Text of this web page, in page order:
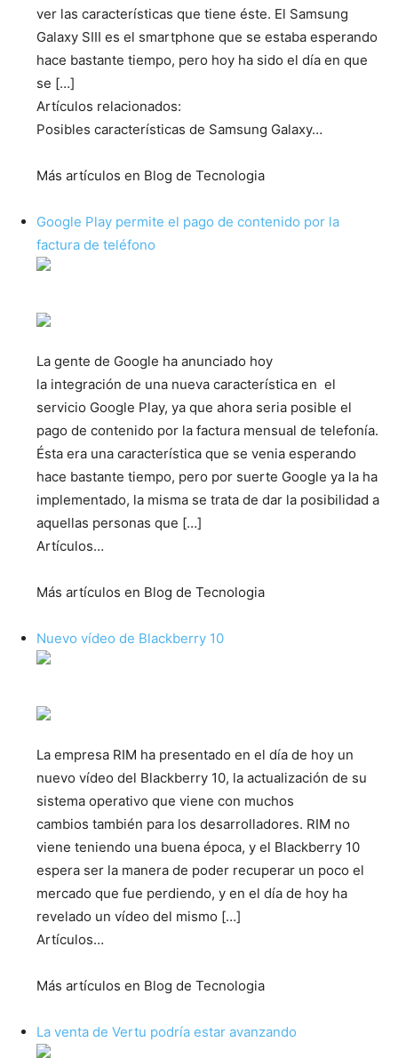
ver las características que tiene éste. El Samsung
Galaxy SIII es el smartphone que se estaba esperando
hace bastante tiempo, pero hoy ha sido el día en que
se […]
Artículos relacionados:
Posibles características de Samsung Galaxy…
Más artículos en Blog de Tecnologia
Google Play permite el pago de contenido por la
factura de teléfono
La gente de Google ha anunciado hoy
la integración de una nueva característica en el
servicio Google Play, ya que ahora seria posible el
pago de contenido por la factura mensual de telefonía.
Ésta era una característica que se venia esperando
hace bastante tiempo, pero por suerte Google ya la ha
implementado, la misma se trata de dar la posibilidad a
aquellas personas que […]
Artículos…
Más artículos en Blog de Tecnologia
Nuevo vídeo de Blackberry 10
La empresa RIM ha presentado en el día de hoy un
nuevo vídeo del Blackberry 10, la actualización de su
sistema operativo que viene con muchos
cambios también para los desarrolladores. RIM no
viene teniendo una buena época, y el Blackberry 10
espera ser la manera de poder recuperar un poco el
mercado que fue perdiendo, y en el día de hoy ha
revelado un vídeo del mismo […]
Artículos…
Más artículos en Blog de Tecnologia
La venta de Vertu podría estar avanzando